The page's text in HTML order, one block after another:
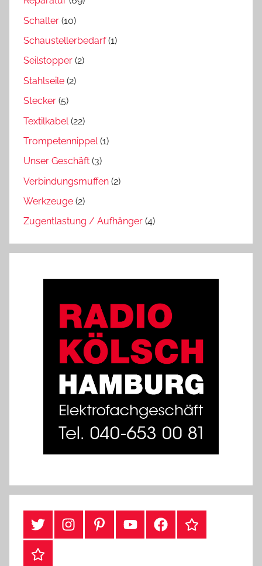
Schalter (10)
Schaustellerbedarf(1)
Seilstopper (2)
Stahlseile (2)
Stecker (5)
Textilkabel (22)
Trompetennippel(1)
Unser Geschäft (3)
Verbindungsmuffen (2)
Werkzeuge (2)
Zugentlastung / Aufhänger (4)
#TwitterInstagramPinterestYouTubeFacebookTikTok
Webshop